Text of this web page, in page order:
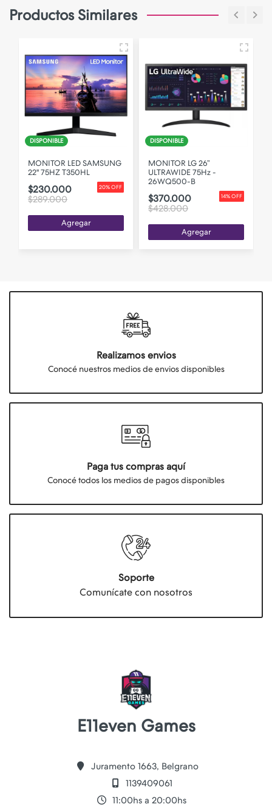
Productos Similares
DISPONIBLE
MONITOR LED SAMSUNG
22" 75HZ T350HL
20% OFF
$230.000
$289.000
Agregar
DISPONIBLE
MONITOR LG 26”
ULTRAWIDE 75Hz -
26WQ500-B
14% OFF
$370.000
$428.000
Agregar
Realizamos envios
Conocé nuestros medios de envios disponibles
Paga tus compras aquí
Conocé todos los medios de pagos disponibles
Soporte
Comunícate con nosotros
E11even Games
Juramento 1663, Belgrano
1139409061
11:00hs a 20:00hs